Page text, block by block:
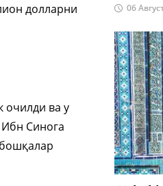
долларни
очилди ва у
Синога
06